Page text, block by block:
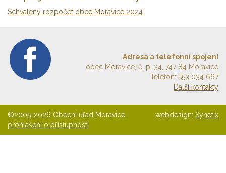
Schválený rozpočet obce Moravice 2024
Adresa a telefonní spojení
obec Moravice, č. p. 34, 747 84 Moravice
Telefon: 553 034 667
Další kontakty
webdesign: Synetix
©2005-2026 Obecní úřad Moravice,
prohlášení o přístupnosti